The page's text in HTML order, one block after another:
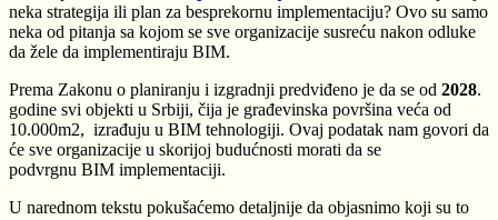
neka strategija ili plan za besprekornu implementaciju? Ovo su samo
neka od pitanja sa kojom se sve organizacije susreću nakon odluke
da žele da implementiraju BIM.
Prema Zakonu o planiranju i izgradnji predviđeno je da se od 2028.
godine svi objekti u Srbiji, čija je građevinska površina veća od
10.000m2, izrađuju u BIM tehnologiji. Ovaj podatak nam govori da
će sve organizacije u skorijoj budućnosti morati da se
podvrgnu BIM implementaciji.
U narednom tekstu pokušaćemo detaljnije da objasnimo koji su to